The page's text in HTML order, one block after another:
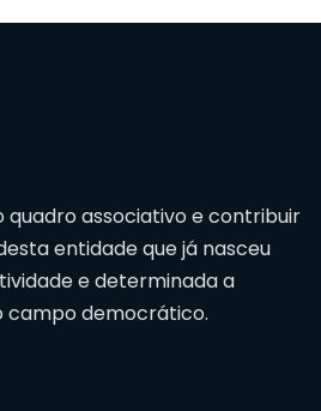
quadro associativo e contribuir
entidade que já nasceu
e determinada a
campo democrático.